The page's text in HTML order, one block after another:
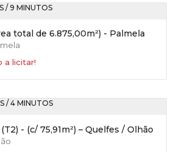
/ 9 MINUTOS
total de 6.875,00m²) - Palmela
a licitar!
/ 4 MINUTOS
- (c/ 75,91m²) – Quelfes / Olhão